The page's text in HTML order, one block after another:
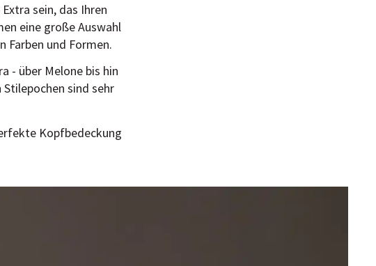
sein, das Ihren
eine große Auswahl
Farben und Formen.
- über Melone bis hin
sind sehr
Kopfbedeckung